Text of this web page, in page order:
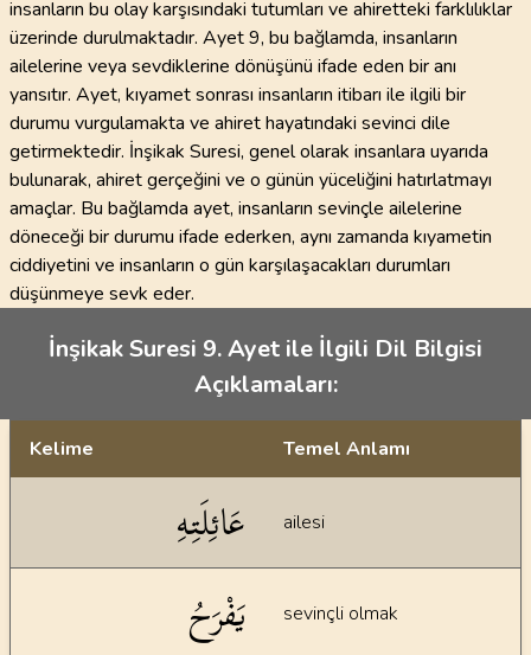
insanların bu olay karşısındaki tutumları ve ahiretteki farklılıklar
üzerinde durulmaktadır. Ayet 9, bu bağlamda, insanların
ailelerine veya sevdiklerine dönüşünü ifade eden bir anı
yansıtır. Ayet, kıyamet sonrası insanların itibarı ile ilgili bir
durumu vurgulamakta ve ahiret hayatındaki sevinci dile
getirmektedir. İnşikak Suresi, genel olarak insanlara uyarıda
bulunarak, ahiret gerçeğini ve o günün yüceliğini hatırlatmayı
amaçlar. Bu bağlamda ayet, insanların sevinçle ailelerine
döneceği bir durumu ifade ederken, aynı zamanda kıyametin
ciddiyetini ve insanların o gün karşılaşacakları durumları
düşünmeye sevk eder.
İnşikak Suresi 9. Ayet ile İlgili Dil Bilgisi
Açıklamaları:
Kelime Temel Anlamı
عَائِلَتِهِ ailesi
يَفْرَحُ sevinçli olmak